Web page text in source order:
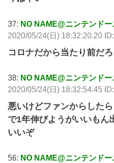
37: NO NAME@ニンテンド
2020/05/24(日) 18:32:20.20
コロナだから当たり前だろ
38: NO NAME@ニンテンド
2020/05/24(日) 18:32:54.45
悪いけどファンからした
で1年伸びようがいいもん
いいぞ
56: NO NAME@ニンテンド